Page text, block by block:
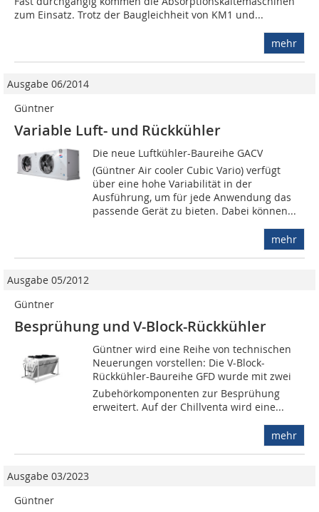
zum Einsatz. Trotz der Baugleichheit von KM1 und...
mehr
Ausgabe 06/2014
Güntner
Variable Luft- und Rückkühler
Die neue Luftkühler-Baureihe GACV
(Güntner Air cooler Cubic Vario) verfügt
über eine hohe Variabilität in der
Ausführung, um für jede Anwendung das
passende Gerät zu bieten. Dabei können...
mehr
Ausgabe 05/2012
Güntner
Besprühung und V-Block-Rückkühler
Güntner wird eine Reihe von technischen
Neuerungen vorstellen: Die V-Block-
Rückkühler-Baureihe GFD wurde mit zwei
Zubehörkomponenten zur Besprühung
erweitert. Auf der Chillventa wird eine...
mehr
Ausgabe 03/2023
Güntner